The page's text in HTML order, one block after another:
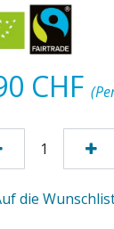
CHF
die